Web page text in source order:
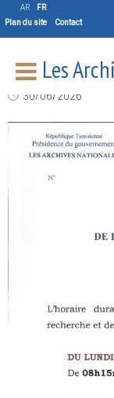
AR
FR
Plan du site
Contact
Les
Horaire
lecture
30/06/2026